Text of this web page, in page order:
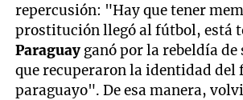
repercusión: "Hay que tener
prostitución llegó al fútbol, está
Paraguay ganó por la rebeldía de
que recuperaron la identidad del
paraguayo". De esa manera,